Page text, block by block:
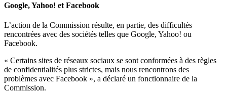
Google, Yahoo! et Facebook
L’action de la Commission résulte, en partie, des difficultés
rencontrées avec des sociétés telles que Google, Yahoo! ou
Facebook.
« Certains sites de réseaux sociaux se sont conformées à des règles
de confidentialités plus strictes, mais nous rencontrons des
problèmes avec Facebook », a déclaré un fonctionnaire de la
Commission.